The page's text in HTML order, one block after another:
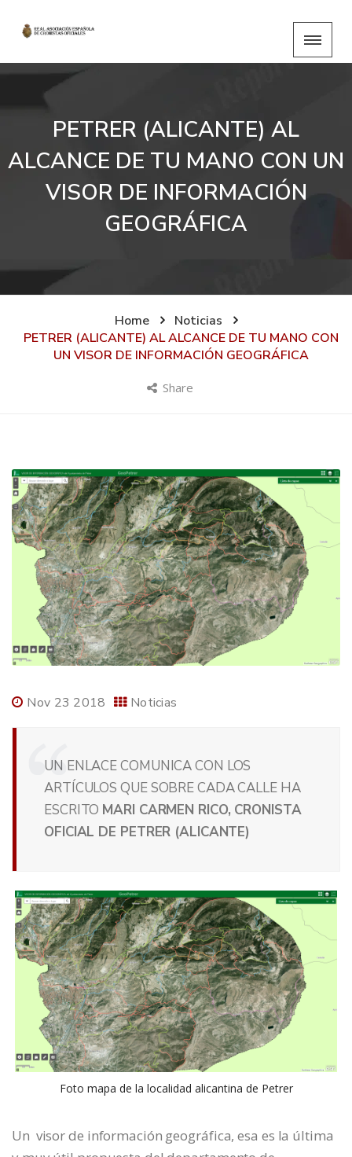
PETRER (ALICANTE) AL
ALCANCE DE TU MANO CON UN
VISOR DE INFORMACIÓN
GEOGRÁFICA
Home
Noticias
PETRER (ALICANTE) AL ALCANCE DE TU MANO CON
UN VISOR DE INFORMACIÓN GEOGRÁFICA
Share
Nov 23 2018 Noticias
UN ENLACE COMUNICA CON LOS
ARTÍCULOS QUE SOBRE CADA CALLE HA
ESCRITO MARI CARMEN RICO, CRONISTA
OFICIAL DE PETRER (ALICANTE)
Foto mapa de la localidad alicantina de Petrer
Un visor de información geográfica, esa es la última